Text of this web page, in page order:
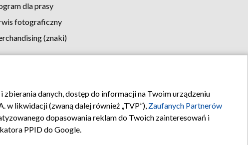
dla prasy
fotograficzny
(znaki)
reklamy Kontakt
danych, dostęp do informacji na Twoim urządzeniu
w likwidacji (zwaną dalej również „TVP”), Zaufanych Partnerów
dopasowania reklam do Twoich zainteresowań i
PPID do Google.